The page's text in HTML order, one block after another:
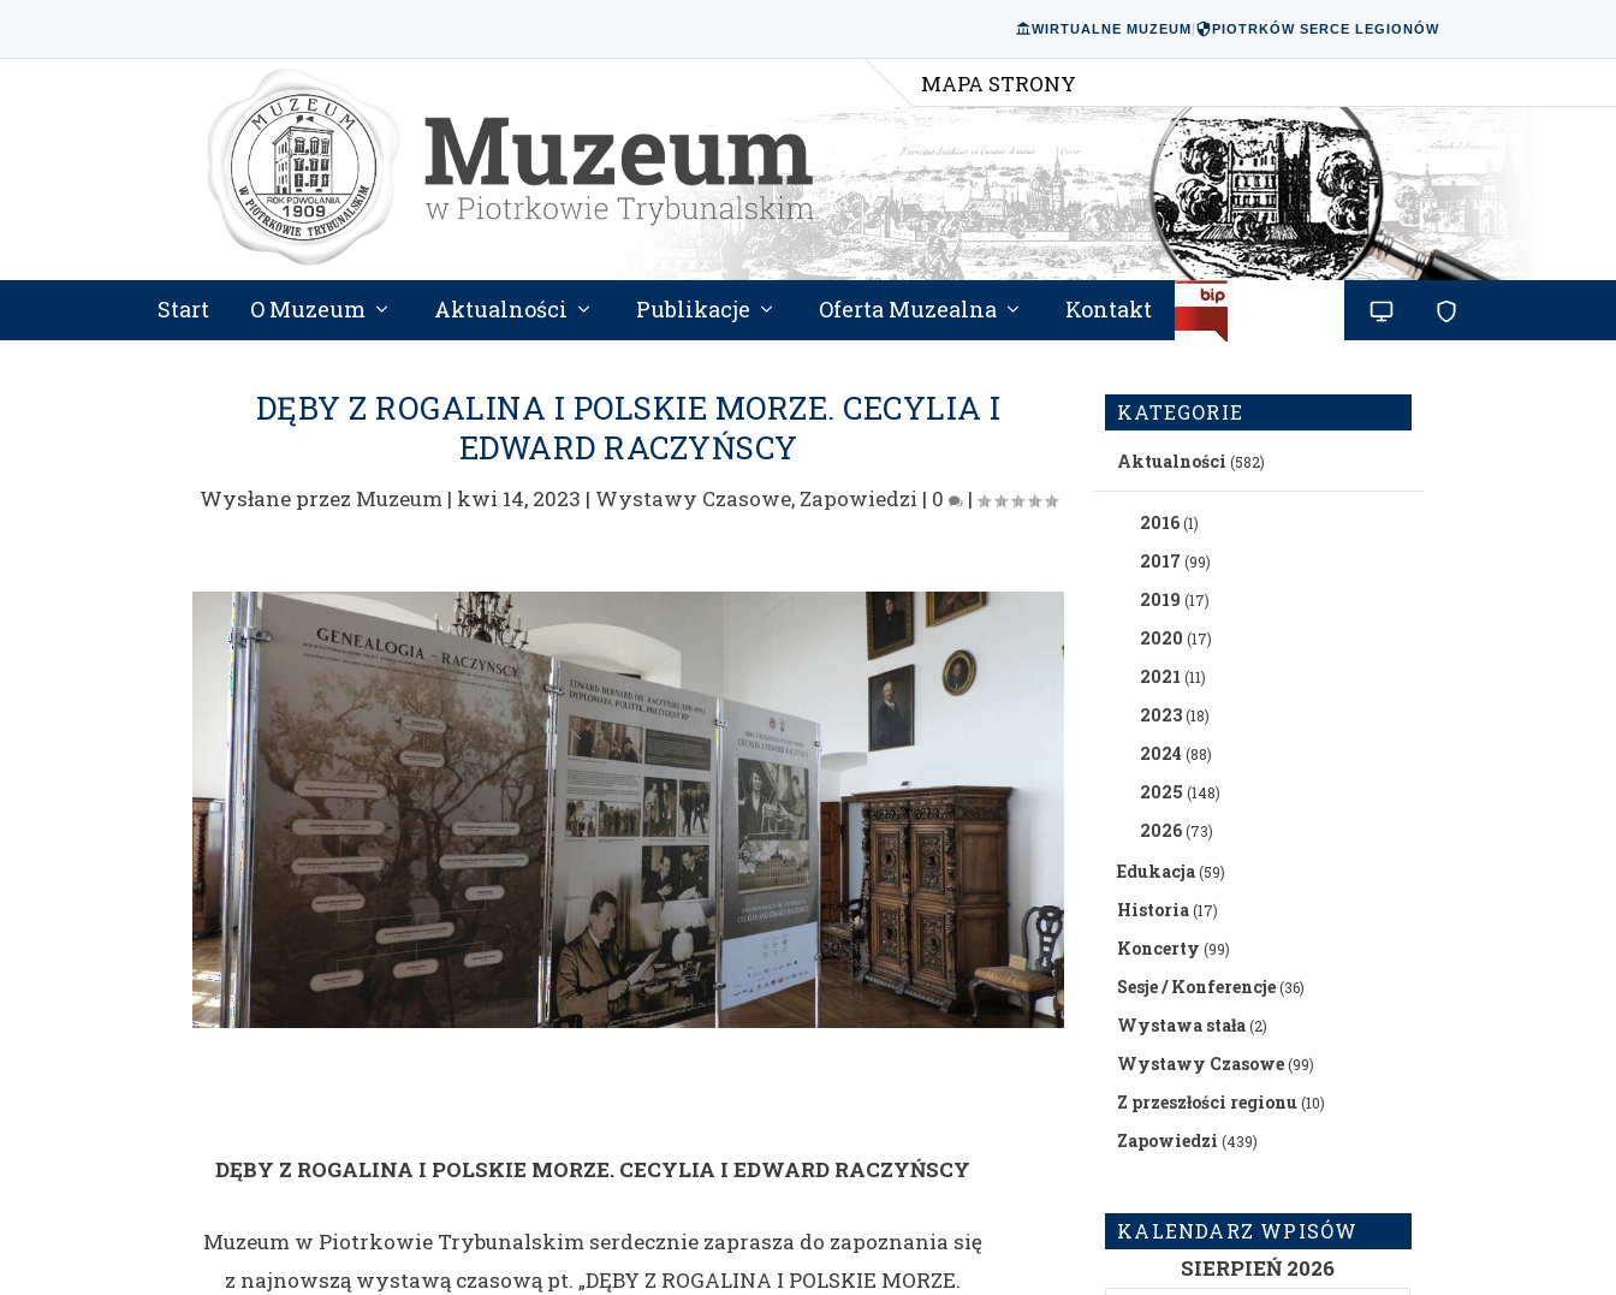
WIRTUALNE MUZEUM| PIOTRKÓW SERCE LEGIONÓW
MAPA STRONY
Start O Muzeum Aktualności Publikacje Oferta Muzealna Kontakt
DĘBY Z ROGALINA I POLSKIE MORZE. CECYLIA I
EDWARD RACZYŃSCY
Wysłane przez Muzeum | kwi 14, 2023 | Wystawy Czasowe, Zapowiedzi | 0 |
DĘBY Z ROGALINA I POLSKIE MORZE. CECYLIA I EDWARD RACZYŃSCY
Muzeum w Piotrkowie Trybunalskim serdecznie zaprasza do zapoznania się
z najnowszą wystawą czasową pt. „DĘBY Z ROGALINA I POLSKIE MORZE.
KATEGORIE
Aktualności (582)
2016(1)
2017 (99)
2019 (17)
2020 (17)
2021 (11)
2023(18)
2024 (88)
2025 (148)
2026(73)
Edukacja(59)
Historia(17)
Koncerty (99)
Sesje / Konferencje(36)
Wystawa stała(2)
Wystawy Czasowe(99)
Z przeszłości regionu(10)
Zapowiedzi (439)
KALENDARZ WPISÓW
SIERPIEŃ 2026